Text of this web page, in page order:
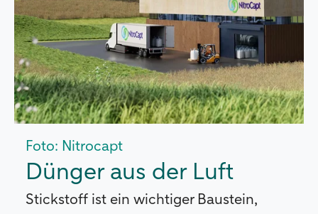
Foto: Nitrocapt
Dünger aus der Luft
Stickstoff ist ein wichtiger Baustein,